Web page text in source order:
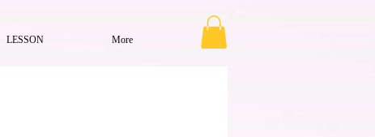
LESSON More